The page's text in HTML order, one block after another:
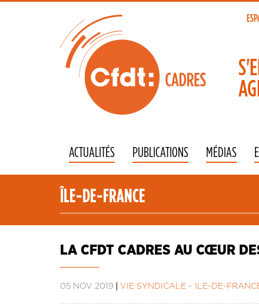
ACTUALITÉS PUBLICATIONS MÉDIAS
ÎLE-DE-FRANCE
LA CFDT CADRES AU CŒUR
05 NOV 2019 VIE SYNDICALE ÎLE-DE-